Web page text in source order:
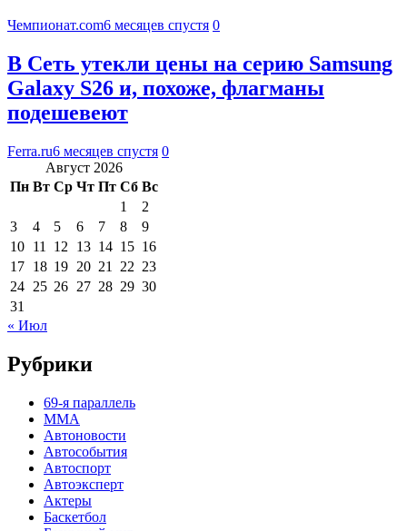
Чемпионат.com6 месяцев спустя 0
В Сеть утекли цены на серию Samsung
Galaxy S26 и, похоже, флагманы
подешевеют
Ferra.ru6 месяцев спустя 0
Август 2026
Пн Вт Ср Чт Пт Сб Вс
1
2
3
4 5 6 7 8
9
10 11 12 13 14 15 16
17 18 19 20 21 22 23
24 25 26 27 28 29 30
31
« Июл
Рубрики
69-я параллель
MMA
Автоновости
Автособытия
Автоспорт
Автоэксперт
Актеры
Баскетбол